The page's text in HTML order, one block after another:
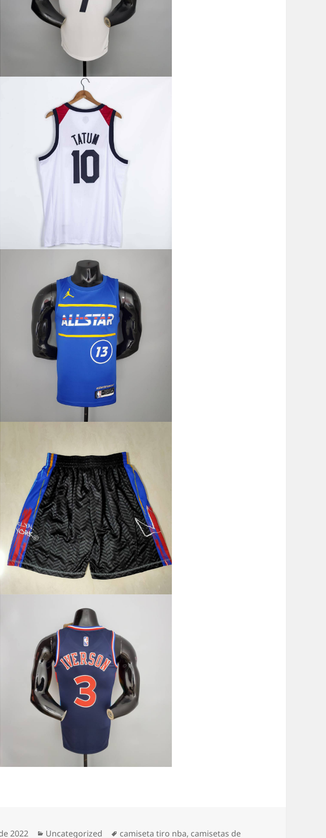
2022 Categorías
Uncategorized Etiquetas
camiseta tiro nba, camisetas de